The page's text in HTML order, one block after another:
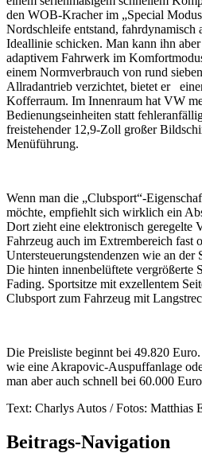
den WOB-Kracher im „Special
Nordschleife entstand, fahrdynamisch
Ideallinie schicken. Man kann ihn
adaptivem Fahrwerk im
einem Normverbrauch von rund
Allradantrieb verzichtet, bietet er
Kofferraum. Im Innenraum hat VW
Bedienungseinheiten statt
freistehender 12,9-Zoll großer
Menüführung.
Wenn man die „Clubsport“-
möchte, empfiehlt sich wirklich ein
Dort zieht eine elektronisch geregelte
Fahrzeug auch im Extrembereich fast
Untersteuerungstendenzen wie an
Die hinten innenbelüftete vergrößerte
Fading. Sportsitze mit exzellentem
Clubsport zum Fahrzeug mit
Die Preisliste beginnt bei 49.820
wie eine Akrapovic-Auspuffanlage
man aber auch schnell bei 60.000
Text: Charlys Autos / Fotos: Matthias
Beitrags-Navigation